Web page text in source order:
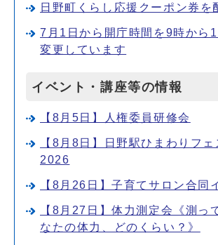
日野町くらし応援クーポン券を
7月1日から開庁時間を9時から
変更しています
イベント・講座等の情報
【8月5日】人権委員研修会
【8月8日】日野駅ひまわりフ
2026
【8月26日】子育てサロン合同
【8月27日】体力測定会《測っ
なたの体力、どのくらい？》